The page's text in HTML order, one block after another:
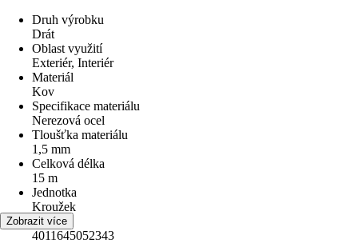
Druh výrobku
Drát
Oblast využití
Exteriér, Interiér
Materiál
Kov
Specifikace materiálu
Nerezová ocel
Tloušťka materiálu
1,5 mm
Celková délka
15 m
Jednotka
Kroužek
EAN
4011645052343
Zobrazit více